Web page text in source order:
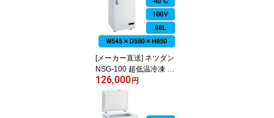
[メーカー直送] ネツダン
NSG-100 超低温冷凍 ス
トッカー フリーザー マ
イナス40℃ 業務用 Seav
庫 98リットル -60℃同等
126,000円